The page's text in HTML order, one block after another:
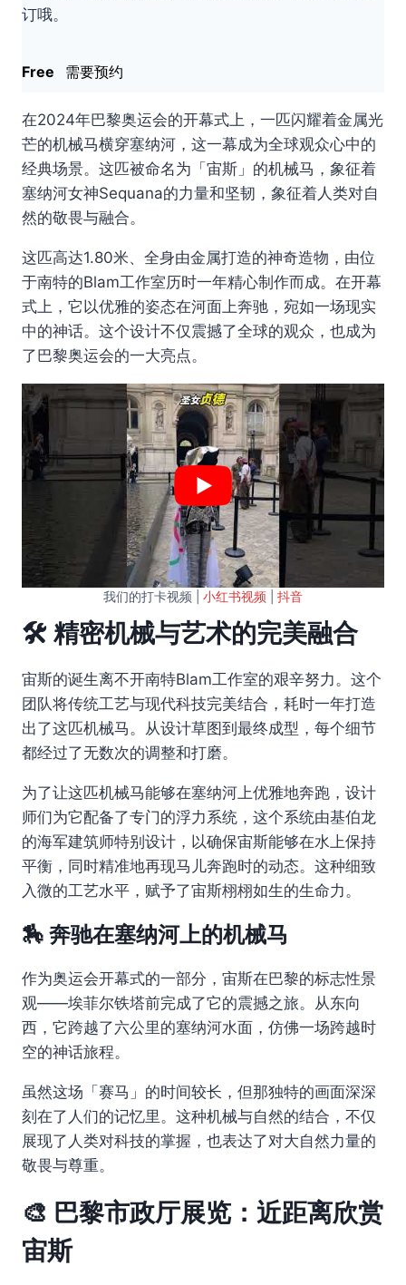
订哦。
Free 需要预约
在2024年巴黎奥运会的开幕式上，一匹闪耀着金属光
芒的机械马横穿塞纳河，这一幕成为全球观众心中的
经典场景。这匹被命名为「宙斯」的机械马，象征着
塞纳河女神Sequana的力量和坚韧，象征着人类对自
然的敬畏与融合。
这匹高达1.80米、全身由金属打造的神奇造物，由位
于南特的Blam工作室历时一年精心制作而成。在开幕
式上，它以优雅的姿态在河面上奔驰，宛如一场现实
中的神话。这个设计不仅震撼了全球的观众，也成为
了巴黎奥运会的一大亮点。
我们的打卡视频 | 小红书视频 抖音
🛠️ 精密机械与艺术的完美融合
宙斯的诞生离不开南特Blam工作室的艰辛努力。这个
团队将传统工艺与现代科技完美结合，耗时一年打造
出了这匹机械马。从设计草图到最终成型，每个细节
都经过了无数次的调整和打磨。
为了让这匹机械马能够在塞纳河上优雅地奔跑，设计
师们为它配备了专门的浮力系统，这个系统由基伯龙
的海军建筑师特别设计，以确保宙斯能够在水上保持
平衡，同时精准地再现马儿奔跑时的动态。这种细致
入微的工艺水平，赋予了宙斯栩栩如生的生命力。
🏇 奔驰在塞纳河上的机械马
作为奥运会开幕式的一部分，宙斯在巴黎的标志性景
观——埃菲尔铁塔前完成了它的震撼之旅。从东向
西，它跨越了六公里的塞纳河水面，仿佛一场跨越时
空的神话旅程。
虽然这场「赛马」的时间较长，但那独特的画面深深
刻在了人们的记忆里。这种机械与自然的结合，不仅
展现了人类对科技的掌握，也表达了对大自然力量的
敬畏与尊重。
🎨 巴黎市政厅展览：近距离欣赏
宙斯